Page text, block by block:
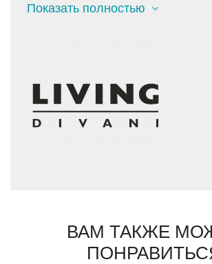
директор и дизайнер, чьё
чувствительность и
Показать полностью
ВАМ ТАКЖЕ